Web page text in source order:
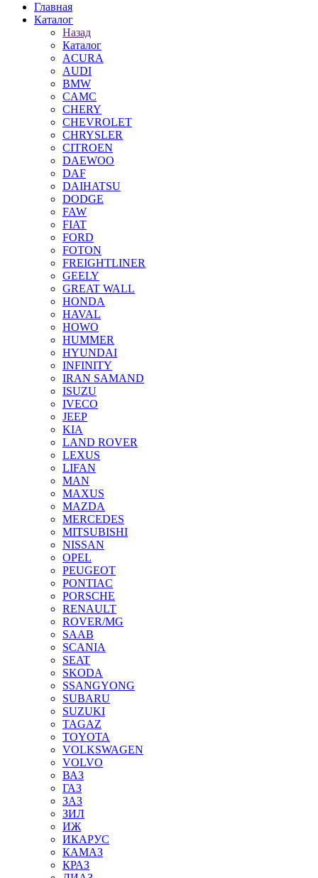
Главная
Каталог
Назад
Каталог
ACURA
AUDI
BMW
CAMC
CHERY
CHEVROLET
CHRYSLER
CITROEN
DAEWOO
DAF
DAIHATSU
DODGE
FAW
FIAT
FORD
FOTON
FREIGHTLINER
GEELY
GREAT WALL
HONDA
HAVAL
HOWO
HUMMER
HYUNDAI
INFINITY
IRAN SAMAND
ISUZU
IVECO
JEEP
KIA
LAND ROVER
LEXUS
LIFAN
MAN
MAXUS
MAZDA
MERCEDES
MITSUBISHI
NISSAN
OPEL
PEUGEOT
PONTIAC
PORSCHE
RENAULT
ROVER/MG
SAAB
SCANIA
SEAT
SKODA
SSANGYONG
SUBARU
SUZUKI
TAGAZ
TOYOTA
VOLKSWAGEN
VOLVO
ВАЗ
ГАЗ
ЗАЗ
ЗИЛ
ИЖ
ИКАРУС
КАМАЗ
КРАЗ